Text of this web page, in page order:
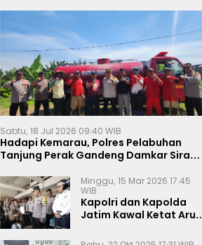
Sabtu, 18 Jul 2026 09:40 WIB
Hadapi Kemarau, Polres Pelabuhan
Tanjung Perak Gandeng Damkar Siram
Minggu, 15 Mar 2026 17:45
WIB
Kapolri dan Kapolda
Jatim Kawal Ketat Arus